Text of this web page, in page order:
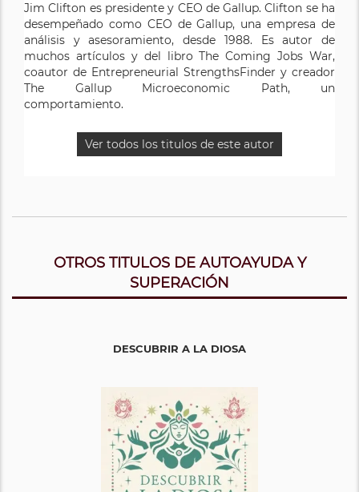
Jim Clifton es presidente y CEO de Gallup. Clifton se ha
desempeñado como CEO de Gallup, una empresa de
análisis y asesoramiento, desde 1988. Es autor de
muchos artículos y del libro The Coming Jobs War,
coautor de Entrepreneurial StrengthsFinder y creador
The Gallup Microeconomic Path, un
comportamiento.
Ver todos los titulos de este autor
Washington Post, "It's the Manager", publicado en 2019.
Su trabajo ha aparecido en Harvard Business Review,
The New York Times, The Wall Street Journal, Fast
Company y Revista Time además de muchas
publicaciones académicas. El Dr. Harter es el
investigador principal y autor del primer estudio de
múltiples organizaciones a gran escala para investigar
unidad de trabajo y los resultados comerciales, incluida
la rentabilidad, la productividad, la rotación, el
incluye 1.8 millones de empleados en 230
"12: Los elementos de la gran gestión" y del bestseller
del New York Times y Wall Street Journal "Bienestar:
los cinco elementos esenciales". Su investigación
OTROS TITULOS DE AUTOAYUDA Y
SUPERACIÓN
DESCUBRIR A LA DIOSA